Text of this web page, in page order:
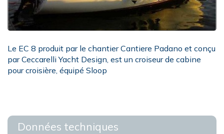
Le EC 8 produit par le chantier Cantiere Padano et conçu
par Ceccarelli Yacht Design, est un croiseur de cabine
pour croisière, équipé Sloop
Données techniques